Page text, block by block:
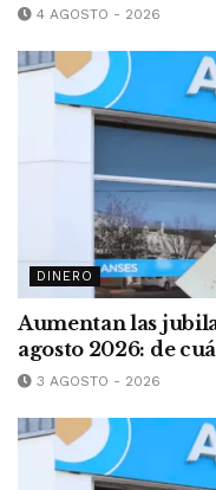
4 AGOSTO - 2026
DINERO
Aumentan las
agosto 2026: de
3 AGOSTO - 2026